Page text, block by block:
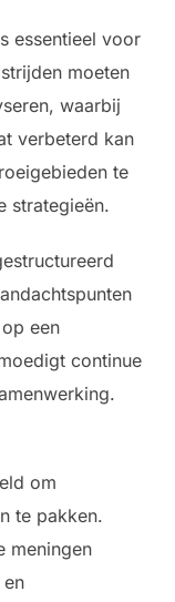
essentieel voor
moeten
waarbij
verbeterd kan
te
strategieën.
een
continue
om
te pakken.
meningen